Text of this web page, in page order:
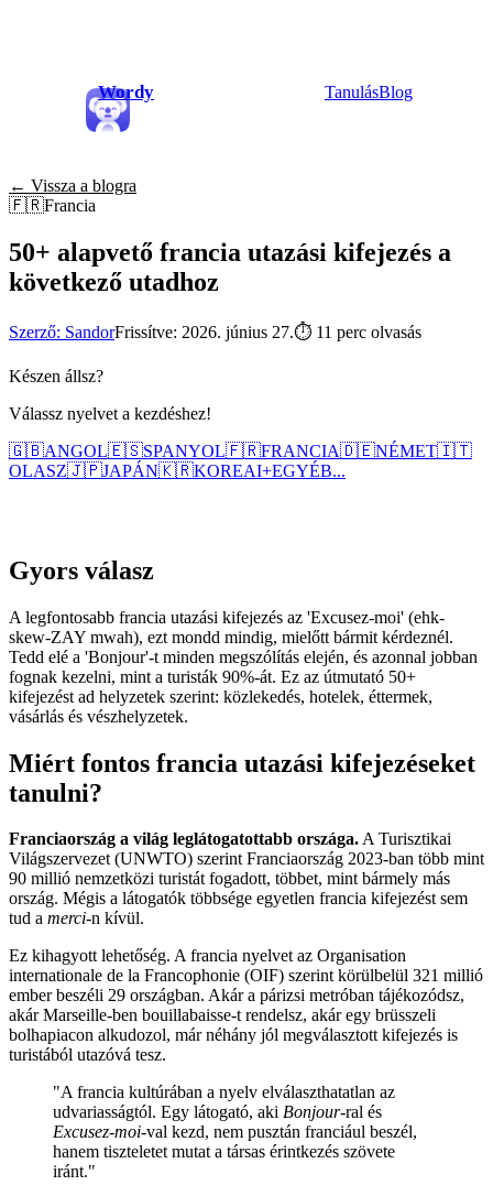
Wordy TanulásBlog
← Vissza a blogra
🇫🇷Francia
50+ alapvető francia utazási kifejezés a
következő utadhoz
Szerző: SandorFrissítve: 2026. június 27.⏱ 11 perc olvasás
Készen állsz?
Válassz nyelvet a kezdéshez!
🇬🇧ANGOL🇪🇸SPANYOL🇫🇷FRANCIA🇩🇪NÉMET🇮🇹
OLASZ🇯🇵JAPÁN🇰🇷KOREAI+EGYÉB...
Gyors válasz
A legfontosabb francia utazási kifejezés az 'Excusez-moi' (ehk-
skew-ZAY mwah), ezt mondd mindig, mielőtt bármit kérdeznél.
Tedd elé a 'Bonjour'-t minden megszólítás elején, és azonnal jobban
fognak kezelni, mint a turisták 90%-át. Ez az útmutató 50+
kifejezést ad helyzetek szerint: közlekedés, hotelek, éttermek,
vásárlás és vészhelyzetek.
Miért fontos francia utazási kifejezéseket
tanulni?
Franciaország a világ leglátogatottabb országa.A Turisztikai
Világszervezet (UNWTO) szerint Franciaország 2023-ban több mint
90 millió nemzetközi turistát fogadott, többet, mint bármely más
ország. Mégis a látogatók többsége egyetlen francia kifejezést sem
tud a merci-n kívül.
Ez kihagyott lehetőség. A francia nyelvet az Organisation
internationale de la Francophonie (OIF) szerint körülbelül 321 millió
ember beszéli 29 országban. Akár a párizsi metróban tájékozódsz,
akár Marseille-ben bouillabaisse-t rendelsz, akár egy brüsszeli
bolhapiacon alkudozol, már néhány jól megválasztott kifejezés is
turistából utazóvá tesz.
"A francia kultúrában a nyelv elválaszthatatlan az
udvariasságtól. Egy látogató, aki Bonjour-ral és
Excusez-moi-val kezd, nem pusztán franciául beszél,
hanem tiszteletet mutat a társas érintkezés szövete
iránt."